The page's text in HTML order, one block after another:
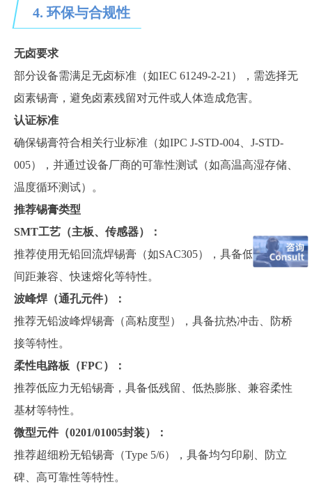
4. 环保与合规性
无卤要求
部分设备需满足无卤标准（如IEC 61249-2-21），需选择无
卤素锡膏，避免卤素残留对元件或人体造成危害。
认证标准
确保锡膏符合相关行业标准（如IPC J-STD-004、J-STD-
005），并通过设备厂商的可靠性测试（如高温高湿存储、
温度循环测试）。
推荐锡膏类型
SMT工艺（主板、传感器）：
推荐使用无铅回流焊锡膏（如SAC305），具备低残留、细
间距兼容、快速熔化等特性。
波峰焊（通孔元件）：
推荐无铅波峰焊锡膏（高粘度型），具备抗热冲击、防桥
接等特性。
柔性电路板（FPC）：
推荐低应力无铅锡膏，具备低残留、低热膨胀、兼容柔性
基材等特性。
微型元件（0201/01005封装）：
推荐超细粉无铅锡膏（Type 5/6），具备均匀印刷、防立
碑、高可靠性等特性。